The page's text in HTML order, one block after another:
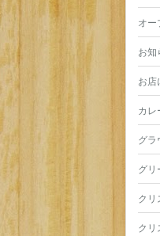
オー
お知
お店
カレ
グラ
グリ
クリ
クリ